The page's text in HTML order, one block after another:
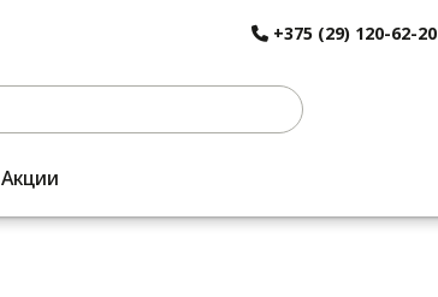
+375 (29) 120-62-20
Акции